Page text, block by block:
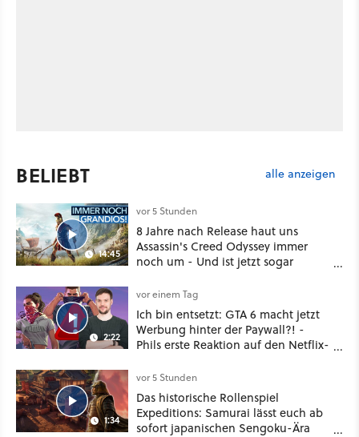
BELIEBT alle anzeigen
14:45
vor 5 Stunden
8 Jahre nach Release haut uns
Assassin's Creed Odyssey immer
noch um - Und ist jetzt sogar
2:22
vor einem Tag
Ich bin entsetzt: GTA 6 macht jetzt
Werbung hinter der Paywall?! -
Phils erste Reaktion auf den Netflix-
1:34
vor 5 Stunden
Das historische Rollenspiel
Expeditions: Samurai lässt euch ab
sofort japanischen Sengoku-Ära